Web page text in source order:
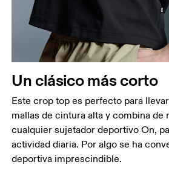
busto manteniendo la cinta
Cintura
Mide el contorno de la parte más estrecha de la
cintura.
Cadera
Mide el contorno de la parte más ancha de las
caderas.
Un clásico más corto
Este crop top es perfecto para
mallas de cintura alta y combina de
cualquier sujetador deportivo On,
actividad diaria. Por algo se ha
deportiva imprescindible.